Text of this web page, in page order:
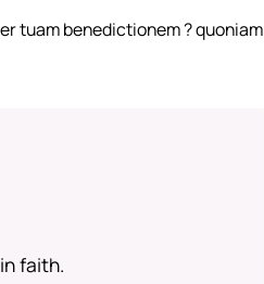
tuam benedictionem ? quoniam
faith.